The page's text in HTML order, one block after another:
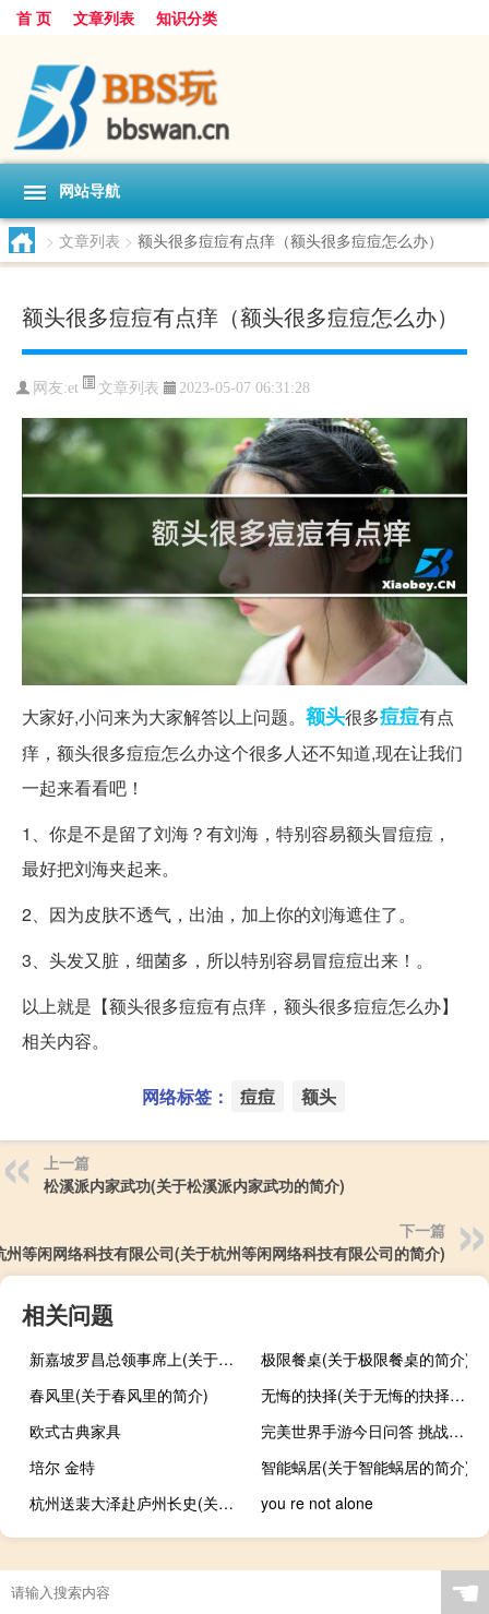
首 页 文章列表 知识分类
网站导航
> 文章列表 > 额头很多痘痘有点痒（额头很多痘痘怎么办）
额头很多痘痘有点痒（额头很多痘痘怎么办）
网友:et 文章列表 2023-05-07 06:31:28
大家好,小问来为大家解答以上问题。 额头很多痘痘有点
痒，额头很多痘痘怎么办这个很多人还不知道,现在让我们
一起来看看吧！
1、你是不是留了刘海？有刘海，特别容易额头冒痘痘，
最好把刘海夹起来。
2、因为皮肤不透气，出油，加上你的刘海遮住了。
3、头发又脏，细菌多，所以特别容易冒痘痘出来！。
以上就是【额头很多痘痘有点痒，额头很多痘痘怎么办】
相关内容。
网络标签： 痘痘 额头
上一篇
松溪派内家武功(关于松溪派内家武功的简介)
下一篇
州等闲网络科技有限公司(关于杭州等闲网络科技有限公司的简介)
相关问题
新嘉坡罗昌总领事席上(关于新嘉坡罗昌总领事席上的简介)
极限餐桌(关于极限餐桌的简介)
春风里(关于春风里的简介)
无悔的抉择(关于无悔的抉择的简介)
欧式古典家具
完美世界手游今日问答 挑战副本黄昏真人数上限是多数人呢
培尔 金特
智能蜗居(关于智能蜗居的简介)
杭州送裴大泽赴庐州长史(关于杭州送裴大泽赴庐州长史的简介)
you re not alone
☚